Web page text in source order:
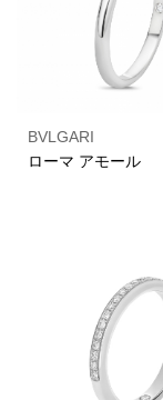
BVLGARI
ローマ アモール